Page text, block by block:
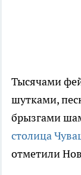
Тысячами
шутками,
брызгами
столица
отметили